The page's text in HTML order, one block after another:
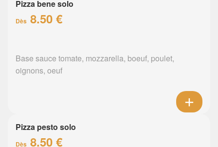
Pizza bene solo
Dès 8.50 €
Base sauce tomate, mozzarella, boeuf, poulet,
oignons, oeuf
Pizza pesto solo
Dès 8.50 €